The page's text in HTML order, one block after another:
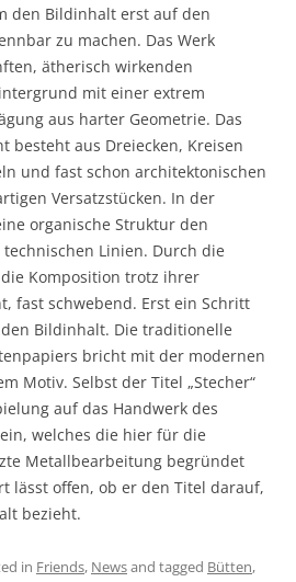
den Bildinhalt erst auf den
zu machen. Das Werk
ätherisch wirkenden
mit einer extrem
aus harter Geometrie. Das
besteht aus Dreiecken, Kreisen
und fast schon architektonischen
Versatzstücken. In der
organische Struktur den
technischen Linien. Durch die
Komposition trotz ihrer
fast schwebend. Erst ein Schritt
Bildinhalt. Die traditionelle
bricht mit der modernen
Motiv. Selbst der Titel „Stecher“
auf das Handwerk des
welches die hier für die
Metallbearbeitung begründet
lässt offen, ob er den Titel darauf,
bezieht.
in Friends, Newsand tagged Bütten,